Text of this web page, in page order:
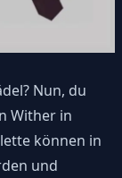
Nun, du
Wither in
können in
und